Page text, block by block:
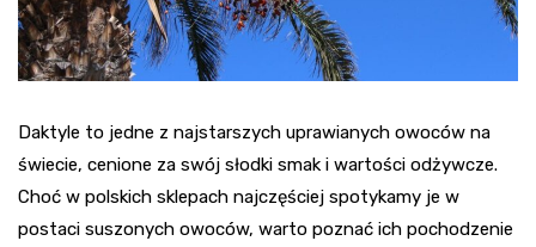
Daktyle to jedne z najstarszych uprawianych owoców na
świecie, cenione za swój słodki smak i wartości odżywcze.
Choć w polskich sklepach najczęściej spotykamy je w
postaci suszonych owoców, warto poznać ich pochodzenie